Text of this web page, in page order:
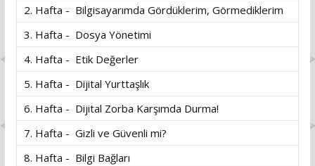
2. Hafta - Bilgisayarımda Gördüklerim, Görmediklerim
3. Hafta - Dosya Yönetimi
4. Hafta - Etik Değerler
5. Hafta - Dijital Yurttaşlık
6. Hafta - Dijital Zorba Karşımda Durma!
7. Hafta - Gizli ve Güvenli mi?
8. Hafta - Bilgi Bağları